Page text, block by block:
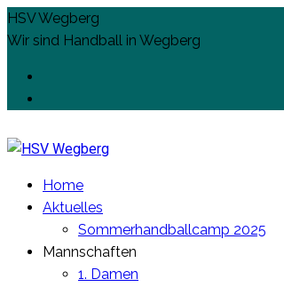
HSV Wegberg
Wir sind Handball in Wegberg
Home
Aktuelles
Sommerhandballcamp 2025
Mannschaften
1. Damen